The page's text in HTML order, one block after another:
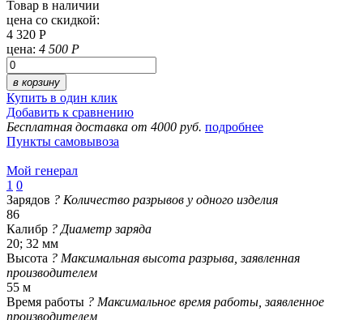
Товар в наличии
цена со скидкой:
4 320 Р
цена: 4 500 Р
в корзину
Купить в один клик
Добавить к сравнению
Бесплатная доставка от 4000 руб. подробнее
Пункты самовывоза
Мой генерал
1 0
Зарядов ? Количество разрывов у одного изделия
86
Калибр ? Диаметр заряда
20; 32 мм
Высота ? Максимальная высота разрыва, заявленная
производителем
55 м
Время работы ? Максимальное время работы, заявленное
производителем